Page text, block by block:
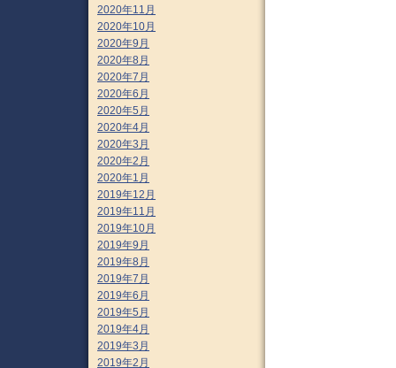
2020年11月
2020年10月
2020年9月
2020年8月
2020年7月
2020年6月
2020年5月
2020年4月
2020年3月
2020年2月
2020年1月
2019年12月
2019年11月
2019年10月
2019年9月
2019年8月
2019年7月
2019年6月
2019年5月
2019年4月
2019年3月
2019年2月